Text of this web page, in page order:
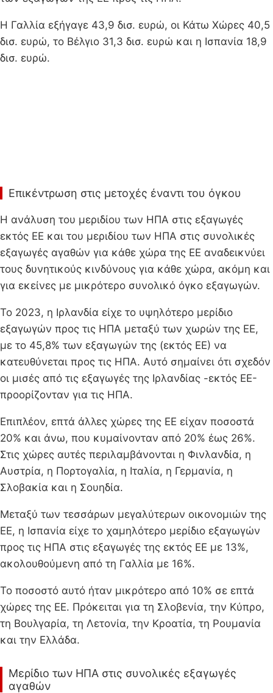
Η Γαλλία εξήγαγε 43,9 δισ. ευρώ, οι Κάτω Χώρες 40,5
δισ. ευρώ, το Βέλγιο 31,3 δισ. ευρώ και η Ισπανία 18,9
δισ. ευρώ.
Επικέντρωση στις μετοχές έναντι του όγκου
Η ανάλυση του μεριδίου των ΗΠΑ στις εξαγωγές
εκτός ΕΕ και του μεριδίου των ΗΠΑ στις συνολικές
εξαγωγές αγαθών για κάθε χώρα της ΕΕ αναδεικνύει
τους δυνητικούς κινδύνους για κάθε χώρα, ακόμη και
για εκείνες με μικρότερο συνολικό όγκο εξαγωγών.
Το 2023, η Ιρλανδία είχε το υψηλότερο μερίδιο
εξαγωγών προς τις ΗΠΑ μεταξύ των χωρών της ΕΕ,
με το 45,8% των εξαγωγών της (εκτός ΕΕ) να
κατευθύνεται προς τις ΗΠΑ. Αυτό σημαίνει ότι σχεδόν
οι μισές από τις εξαγωγές της Ιρλανδίας -εκτός ΕΕ-
προορίζονταν για τις ΗΠΑ.
Επιπλέον, επτά άλλες χώρες της ΕΕ είχαν ποσοστά
20% και άνω, που κυμαίνονταν από 20% έως 26%.
Στις χώρες αυτές περιλαμβάνονται η Φινλανδία, η
Αυστρία, η Πορτογαλία, η Ιταλία, η Γερμανία, η
Σλοβακία και η Σουηδία.
Μεταξύ των τεσσάρων μεγαλύτερων οικονομιών της
ΕΕ, η Ισπανία είχε το χαμηλότερο μερίδιο εξαγωγών
προς τις ΗΠΑ στις εξαγωγές της εκτός ΕΕ με 13%,
ακολουθούμενη από τη Γαλλία με 16%.
Το ποσοστό αυτό ήταν μικρότερο από 10% σε επτά
χώρες της ΕΕ. Πρόκειται για τη Σλοβενία, την Κύπρο,
τη Βουλγαρία, τη Λετονία, την Κροατία, τη Ρουμανία
και την Ελλάδα.
Μερίδιο των ΗΠΑ στις συνολικές εξαγωγές
αγαθών